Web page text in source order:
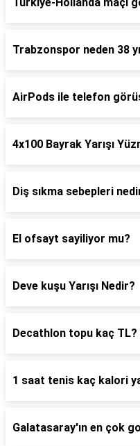
Trabzonspor neden 38
AirPods ile telefon
4x100 Bayrak Yarışı
Diş sıkma sebepleri
El ofsayt sayiliyor mu?
Deve kuşu Yarışı Nedir?
Decathlon topu kaç
1 saat tenis kaç kalori
Galatasaray'ın en çok